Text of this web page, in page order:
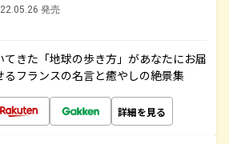
発売
きた「地球の歩き方」があなたにお届
るフランスの名言と癒やしの絶景集
詳細を見る